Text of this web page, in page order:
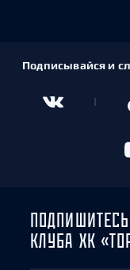
Подписывайся и
КЛУБА ХК